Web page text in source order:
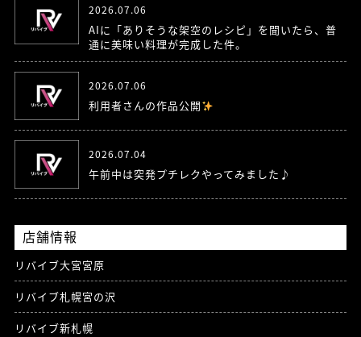
2026.07.06
AIに「ありそうな架空のレシピ」を聞いたら、普
通に美味い料理が完成した件。
2026.07.06
利用者さんの作品公開
2026.07.04
午前中は突発プチレクやってみました♪
店舗情報
リバイブ大宮宮原
リバイブ札幌宮の沢
リバイブ新札幌